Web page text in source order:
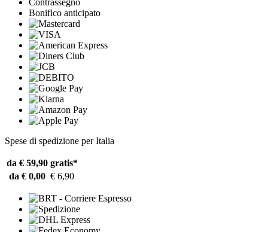
Contrassegno
Bonifico anticipato
Spese di spedizione per Italia
da € 59,90 gratis*
da € 0,00 € 6,90